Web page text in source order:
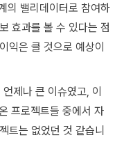
의 밸리데이터로 참여하
효과를 볼 수 있다는 점
익은 클 것으로 예상이
제나 큰 이슈였고, 이
프로젝트들 중에서 자
트는 없었던 것 같습니